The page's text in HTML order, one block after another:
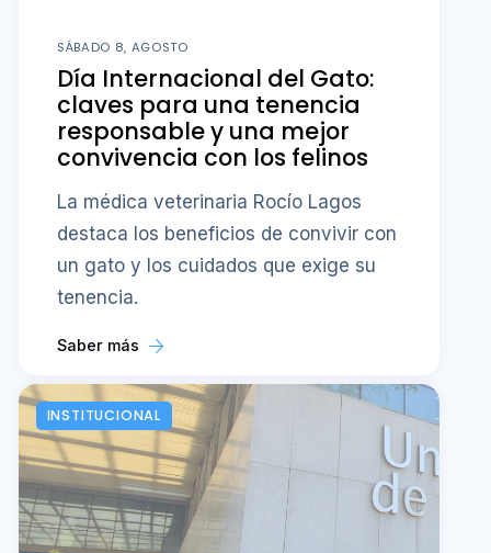
SÁBADO 8, AGOSTO
Día Internacional del Gato:
claves para una tenencia
responsable y una mejor
convivencia con los felinos
La médica veterinaria Rocío Lagos
destaca los beneficios de convivir con
un gato y los cuidados que exige su
tenencia.
Saber más
INSTITUCIONAL